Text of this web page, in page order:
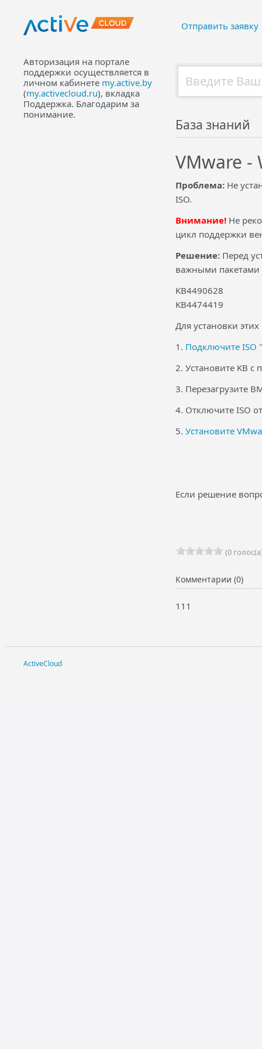
Отправить заявку
Авторизация на портале
поддержки осуществляется в
личном кабинете my.active.by
(my.activecloud.ru), вкладка
Поддержка. Благодарим за
понимание.
База знаний
VMware -
Проблема:Не
ISO.
Внимание!Не
цикл поддержки
Решение:Перед
важными пакетами
KB4490628
KB4474419
Для установки
1. Подключите ISO
2. Установите KB
3. Перезагрузите
4. Отключите ISO
5. Установите
Если решение
(0
Комментарии (0)
111
ActiveCloud